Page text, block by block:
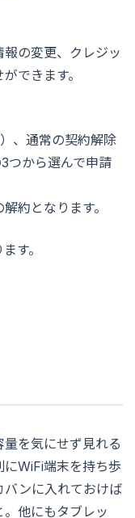
の変更、クレジッ
できます。
、通常の契約解除
つから選んで申請
約となります。
す。
を気にせず見れる
WiFi端末を持ち歩
バンに入れておけば
他にもタブレッ